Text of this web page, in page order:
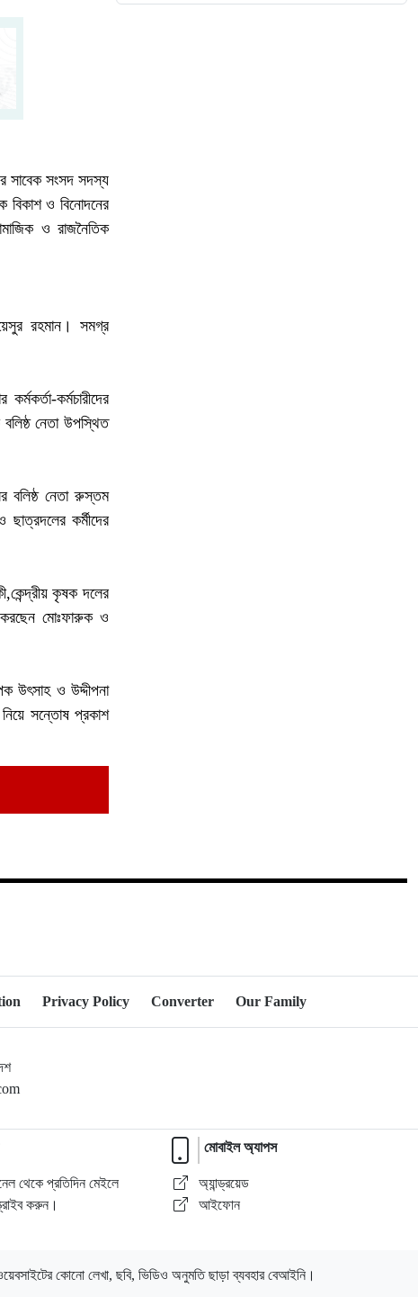
সাবেক সংসদ সদস্য
বিকাশ ও বিনোদনের
ও রাজনৈতিক
রহমান। সমগ্র
কর্মচারীদের
বলিষ্ঠ নেতা উপস্থিত
বলিষ্ঠ নেতা রুস্তম
কর্মীদের
কৃষক দলের
করছেন মোঃফারুক ও
উৎসাহ ও উদ্দীপনা
নিয়ে সন্তোষ প্রকাশ
Privacy Policy Converter Our Family
থেকে প্রতিদিন মেইলে
করুন।
মোবাইল অ্যাপস
অ্যান্ড্রয়েড
আইফোন
কোনো লেখা, ছবি, ভিডিও অনুমতি ছাড়া ব্যবহার বেআইনি।